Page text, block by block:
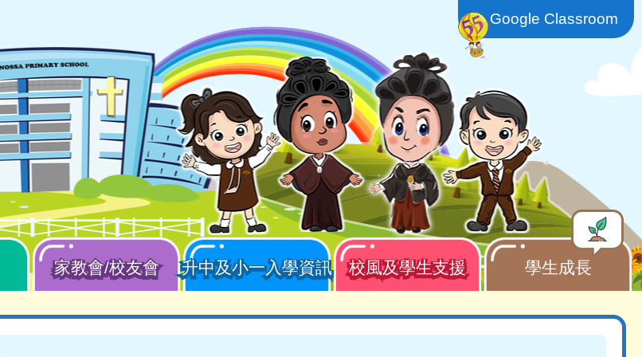
Google Classroom
家教會/校友會 升中及小一入學資訊 校風及學生支援 學生成長